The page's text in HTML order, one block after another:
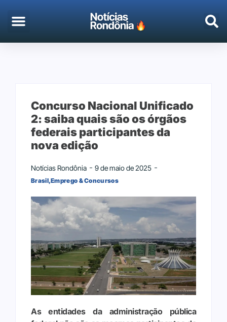
Concurso Nacional Unificado
2: saiba quais são os órgãos
federais participantes da
nova edição
Notícias Rondônia 9 de maio de 2025
Brasil,Emprego & Concursos
As entidades da administração pública